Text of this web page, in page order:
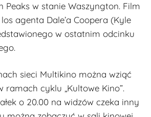
Peaks w stanie Waszyngton. Film
agenta Dale’a Coopera (Kyle
w ostatnim odcinku
sieci Multikino można wziąć
ramach cyklu „Kultowe Kino”.
o 20.00 na widzów czeka inny